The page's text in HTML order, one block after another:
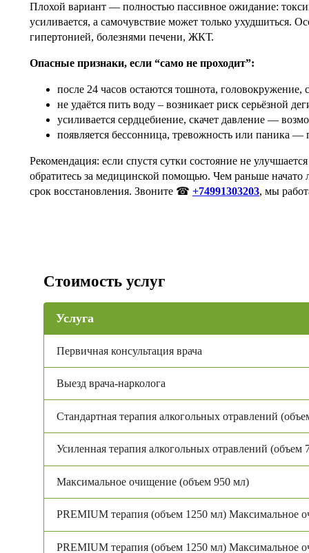
Плохой вариант — полностью пассивное ожидание:
усиливается, а самочувствие может только ухудшиться.
гипертонией, болезнями печени, ЖКТ.
Опасные признаки, если “само не проходит”:
после 24 часов остаются тошнота, головокружение,
не удаётся пить воду – возникает риск серьёзной
усиливается сердцебиение, скачет давление —
появляется бессонница, тревожность или паника
Рекомендация: если спустя сутки состояние не
обратитесь за медицинской помощью. Чем раньше
срок восстановления. Звоните ☎ +74991303203, мы
Стоимость услуг
Услуга
Первичная консультация врача
Выезд врача-нарколога
Стандартная терапия алкогольных отравлений
Усиленная терапия алкогольных отравлений (объем
Максимальное очищение (объем 950 мл)
PREMIUM терапия (объем 1250 мл) Максимальное
PREMIUM терапия (объем 1250 мл) Максимальное